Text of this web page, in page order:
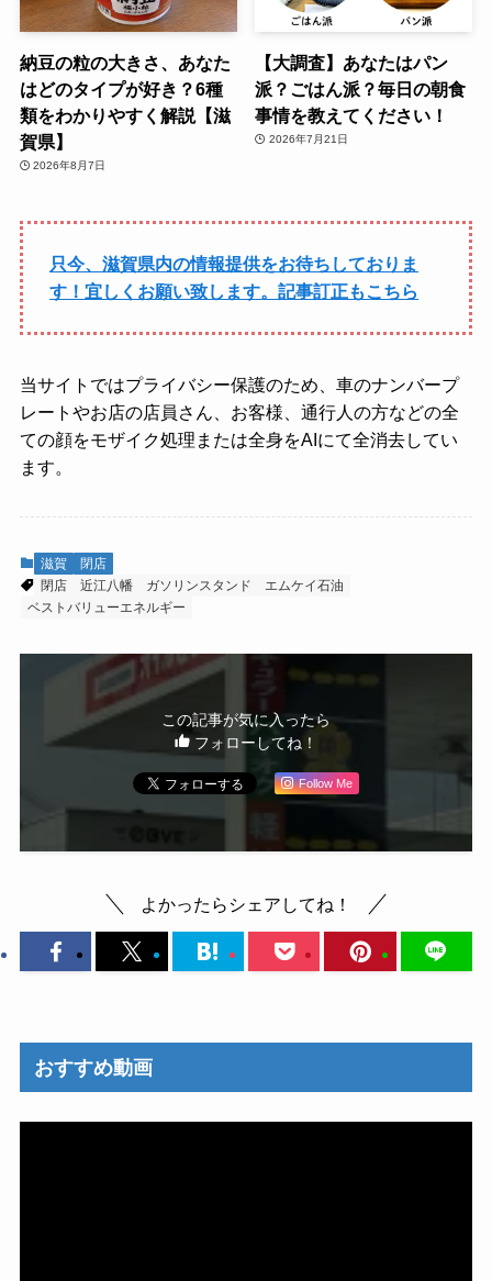
納豆の粒の大きさ、あなた
はどのタイプが好き？6種
類をわかりやすく解説【滋
賀県】
2026年8月7日
【大調査】あなたはパン
派？ごはん派？毎日の朝食
事情を教えてください！
2026年7月21日
只今、滋賀県内の情報提供をお待ちしておりま
す！宜しくお願い致します。記事訂正もこちら
当サイトではプライバシー保護のため、車のナンバープ
レートやお店の店員さん、お客様、通行人の方などの全
ての顔をモザイク処理または全身をAIにて全消去してい
ます。
滋賀
閉店
閉店
近江八幡 ガソリンスタンド
エムケイ石油
ベストバリューエネルギー
この記事が気に入ったら
フォローしてね！
Follow Me
よかったらシェアしてね！
おすすめ動画